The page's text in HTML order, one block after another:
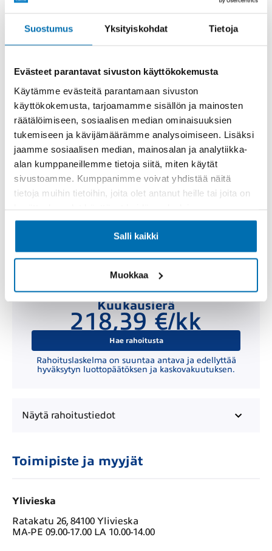
Suostumus Yksityiskohdat Tietoja
Evästeet parantavat sivuston käyttökokemusta
Käytämme evästeitä parantamaan sivuston
käyttökokemusta, tarjoamamme sisällön ja mainosten
räätälöimiseen, sosiaalisen median ominaisuuksien
tukemiseen ja kävijämäärämme analysoimiseen. Lisäksi
jaamme sosiaalisen median, mainosalan ja analytiikka-
alan kumppaneillemme tietoja siitä, miten käytät
sivustoamme. Kumppanimme voivat yhdistää näitä
tietoja muihin tietoihin, joita olet antanut heille tai joita on
Salli kaikki
Muokkaa
Käsiraha tai vaihtoauto (€)
Suurempi viimeinen erä (€)
Kuukausierä
218,39 €/kk
Hae rahoitusta
Rahoituslaskelma on suuntaa antava ja edellyttää
hyväksytyn luottopäätöksen ja kaskovakuutuksen.
Näytä rahoitustiedot
Toimipiste ja myyjät
Ylivieska
Ratakatu 26, 84100 Ylivieska
MA-PE 09.00-17.00 LA 10.00-14.00